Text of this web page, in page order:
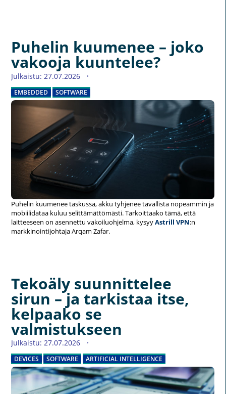
Puhelin kuumenee – joko
vakooja kuuntelee?
Julkaistu: 27.07.2026
EMBEDDED SOFTWARE
Puhelin kuumenee taskussa, akku tyhjenee tavallista nopeammin ja
mobiilidataa kuluu selittämättömästi. Tarkoittaako tämä, että
laitteeseen on asennettu vakoiluohjelma, kysyyAstrill VPN:n
markkinointijohtaja Arqam Zafar.
Tekoäly suunnittelee
sirun – ja tarkistaa itse,
kelpaako se
valmistukseen
Julkaistu: 27.07.2026
DEVICES SOFTWARE ARTIFICIAL INTELLIGENCE